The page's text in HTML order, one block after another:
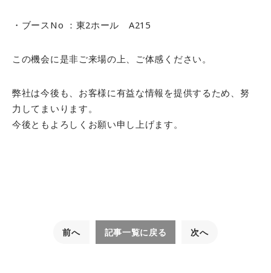
・ブースNo ：東2ホール A215
この機会に是非ご来場の上、ご体感ください。
弊社は今後も、お客様に有益な情報を提供するため、努
力してまいります。
今後ともよろしくお願い申し上げます。
前へ 記事一覧に戻る 次へ